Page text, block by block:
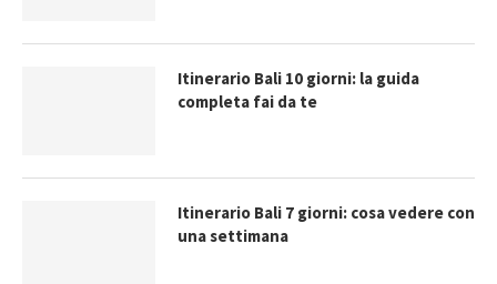
Itinerario Bali 10 giorni: la guida
completa fai da te
Itinerario Bali 7 giorni: cosa vedere con
una settimana